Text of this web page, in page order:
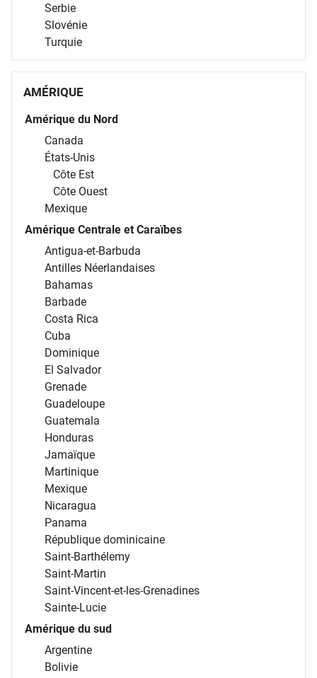
Serbie
Slovénie
Turquie
AMÉRIQUE
Amérique du Nord
Canada
États-Unis
Côte Est
Côte Ouest
Mexique
Amérique Centrale et Caraïbes
Antigua-et-Barbuda
Antilles Néerlandaises
Bahamas
Barbade
Costa Rica
Cuba
Dominique
El Salvador
Grenade
Guadeloupe
Guatemala
Honduras
Jamaïque
Martinique
Mexique
Nicaragua
Panama
République dominicaine
Saint-Barthélemy
Saint-Martin
Saint-Vincent-et-les-Grenadines
Sainte-Lucie
Amérique du sud
Argentine
Bolivie